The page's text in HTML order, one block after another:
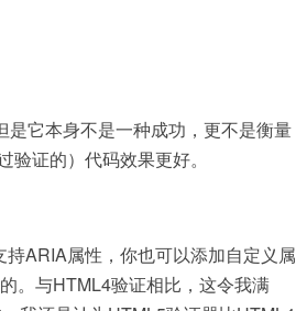
它本身不是一种成功，更不是衡量
证的）代码效果更好。
ARIA属性，你也可以添加自定义属
。与HTML4验证相比，这令我满